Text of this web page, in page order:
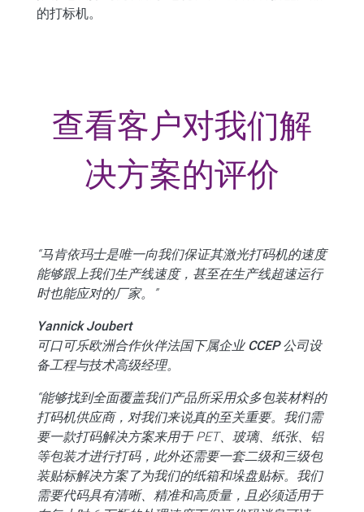
的打标机。
查看客户对我们解
决方案的评价
“马肯依玛士是唯一向我们保证其激光打码机的速度
能够跟上我们生产线速度，甚至在生产线超速运行
时也能应对的厂家。”
Yannick Joubert
可口可乐欧洲合作伙伴法国下属企业 CCEP 公司设
备工程与技术高级经理。
“能够找到全面覆盖我们产品所采用众多包装材料的
打码机供应商，对我们来说真的至关重要。我们需
要一款打码解决方案来用于 PET、玻璃、纸张、铝
等包装才进行打码，此外还需要一套二级和三级包
装贴标解决方案了为我们的纸箱和垛盘贴标。我们
需要代码具有清晰、精准和高质量，且必须适用于